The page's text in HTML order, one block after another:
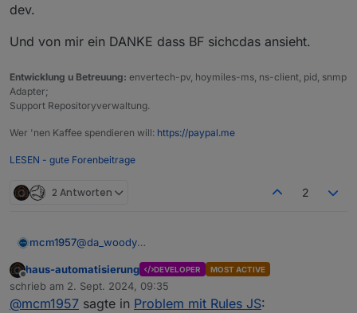
dev.
Und von mir ein DANKE dass BF sichcdas ansieht.
Entwicklung u Betreuung: envertech-pv, hoymiles-ms, ns-client, pid, snmp
Adapter;
Support Repositoryverwaltung.
Wer 'nen Kaffee spendieren will: https://paypal.me
LESEN - gute Forenbeitrage
2 Antworten 2
mcm1957@da_woody
Bluefox bekommt soviele Github Mails dass er diese
nicht lesen kann. Ich hab zeitweise auch bis zu 1000
Mails v Github an einem Tag. Noch schaff ich es mit
Lange Rede kurzer Sinn
Offline
haus-automatisierung DEVELOPER MOST ACTIVE
schrieb am 2. Sept. 2024, 09:35
zuletzt editiert von
@mcm1957 sagte in Problem mit Rules JS: